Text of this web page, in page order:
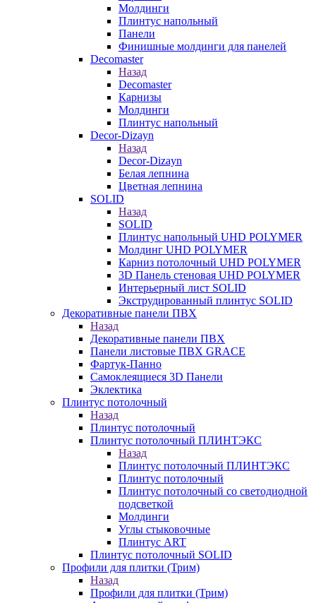
Молдинги
Плинтус напольный
Панели
Финишные молдинги для панелей
Decomaster
Назад
Decomaster
Карнизы
Молдинги
Плинтус напольный
Decor-Dizayn
Назад
Decor-Dizayn
Белая лепнина
Цветная лепнина
SOLID
Назад
SOLID
Плинтус напольный UHD POLYMER
Молдинг UHD POLYMER
Карниз потолочный UHD POLYMER
3D Панель стеновая UHD POLYMER
Интерьерный лист SOLID
Экструдированный плинтус SOLID
Декоративные панели ПВХ
Назад
Декоративные панели ПВХ
Панели листовые ПВХ GRACE
Фартук-Панно
Самоклеящиеся 3D Панели
Эклектика
Плинтус потолочный
Назад
Плинтус потолочный
Плинтус потолочный ПЛИНТЭКС
Назад
Плинтус потолочный ПЛИНТЭКС
Плинтус потолочный
Плинтус потолочный со светодиодной
подсветкой
Молдинги
Углы стыковочные
Плинтус ART
Плинтус потолочный SOLID
Профили для плитки (Трим)
Назад
Профили для плитки (Трим)